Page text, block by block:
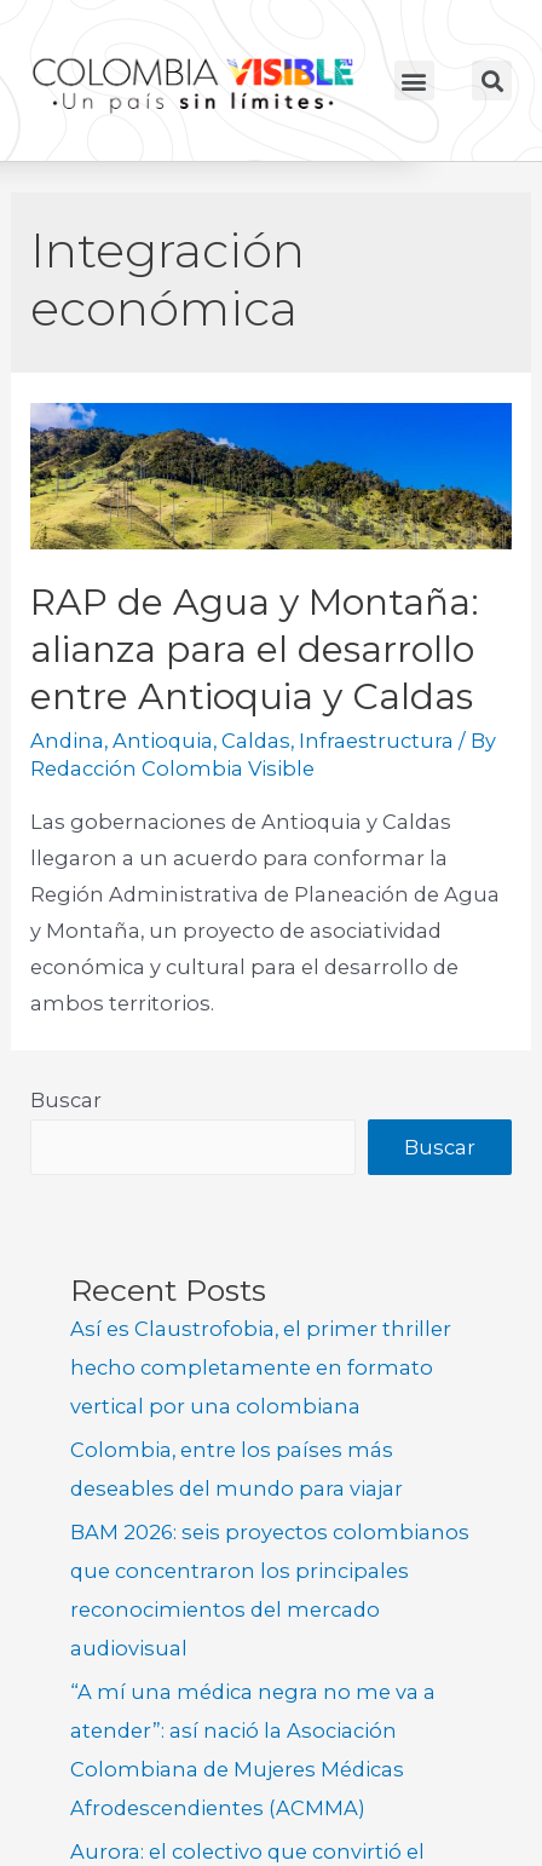
Integración
económica
RAP de Agua y Montaña:
alianza para el desarrollo
entre Antioquia y Caldas
Andina,Antioquia,Caldas, Infraestructura / By
Redacción Colombia Visible
Las gobernaciones de Antioquia y Caldas
llegaron a un acuerdo para conformar la
Región Administrativa de Planeación de Agua
y Montaña, un proyecto de asociatividad
económica y cultural para el desarrollo de
ambos territorios. ​
Buscar
Buscar
Recent Posts
Así es Claustrofobia, el primer thriller
hecho completamente en formato
vertical por una colombiana
Colombia, entre los países más
deseables del mundo para viajar
BAM 2026: seis proyectos colombianos
que concentraron los principales
reconocimientos del mercado
audiovisual
“A mí una médica negra no me va a
atender”: así nació la Asociación
Colombiana de Mujeres Médicas
Afrodescendientes (ACMMA)
Aurora: el colectivo que convirtió el